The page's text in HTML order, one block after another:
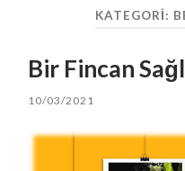
KATEGORI:
Bir Fincan
10/03/2021